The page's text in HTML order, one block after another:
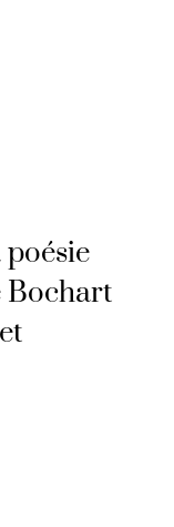
poésie
Bochart